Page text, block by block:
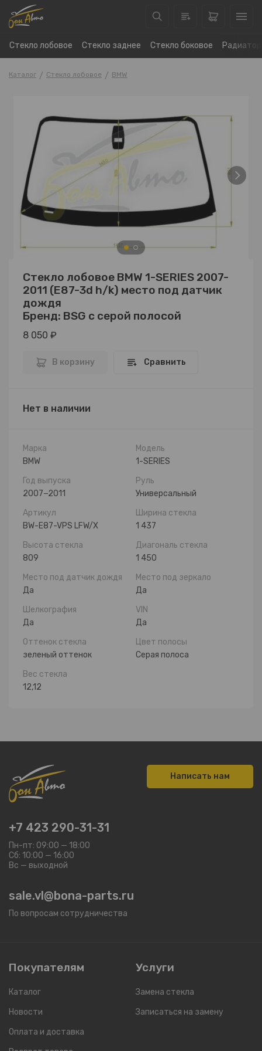
Стекло лобовое Стекло заднее Стекло боковое
Каталог Стекло лобовое BMW
Стекло лобовое BMW 1-SERIES 2007-
2011 (E87-3d h/k) место под датчик
дождя
Бренд: BSG с серой полосой
8 050 ₽
В корзину Сравнить
Нет в наличии
Марка
BMW
Модель
1-SERIES
Год выпуска
2007−2011
Руль
Универсальный
Артикул
BW-E87-VPS LFW/X
Ширина стекла
1 437
Высота стекла
809
Диагональ стекла
1 450
Место под датчик дождя
Да
Место под зеркало
Да
Шелкография
Да
VIN
Да
Оттенок стекла
зеленый оттенок
Цвет полосы
Серая полоса
Вес стекла
12,12
+7 423 290-31-31
Пн-пт: 09:00 — 18:00
Сб: 10:00 — 16:00
Вс — выходной
sale.vl@bona-parts.ru
По вопросам сотрудничества
Написать нам
Покупателям
Каталог
Новости
Оплата и доставка
Услуги
Замена стекла
Записаться на замену